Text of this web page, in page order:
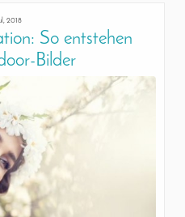
2018
So entstehen
Bilder